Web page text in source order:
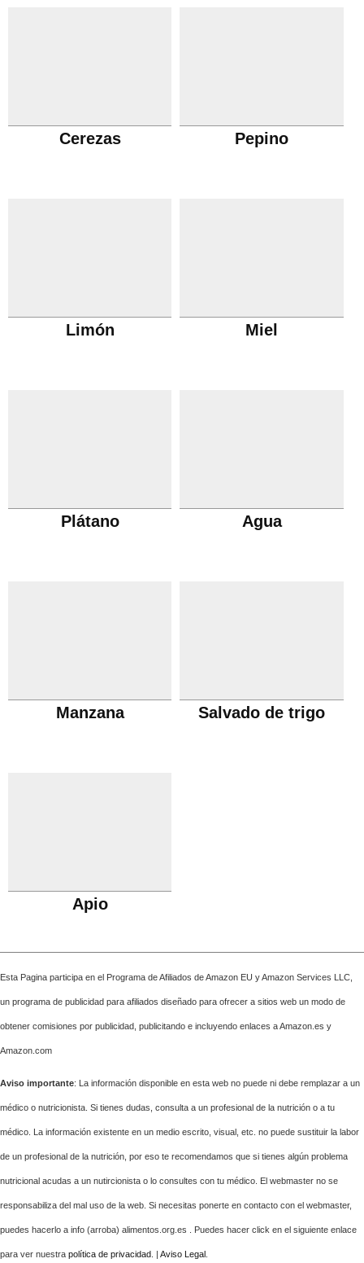
Cerezas Pepino
Limón Miel
Plátano Agua
Manzana Salvado de trigo
Apio
Esta Pagina participa en el Programa de Afiliados de Amazon EU y Amazon Services LLC,
un programa de publicidad para afiliados diseñado para ofrecer a sitios web un modo de
obtener comisiones por publicidad, publicitando e incluyendo enlaces a Amazon.es y
Amazon.com
Aviso importante: La información disponible en esta web no puede ni debe remplazar a un
médico o nutricionista. Si tienes dudas, consulta a un profesional de la nutrición o a tu
médico. La información existente en un medio escrito, visual, etc. no puede sustituir la labor
de un profesional de la nutrición, por eso te recomendamos que si tienes algún problema
nutricional acudas a un nutircionista o lo consultes con tu médico. El webmaster no se
responsabiliza del mal uso de la web. Si necesitas ponerte en contacto con el webmaster,
puedes hacerlo a info (arroba) alimentos.org.es . Puedes hacer click en el siguiente enlace
para ver nuestra política de privacidad . | Aviso Legal